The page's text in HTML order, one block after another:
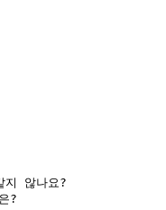
지 않나요?
?